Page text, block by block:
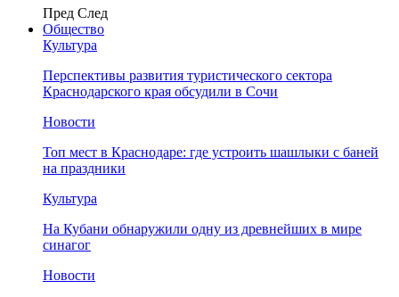
Пред След
Общество
Культура
Перспективы развития туристического сектора
Краснодарского края обсудили в Сочи
Новости
Топ мест в Краснодаре: где устроить шашлыки с баней
на праздники
Культура
На Кубани обнаружили одну из древнейших в мире
синагог
Новости